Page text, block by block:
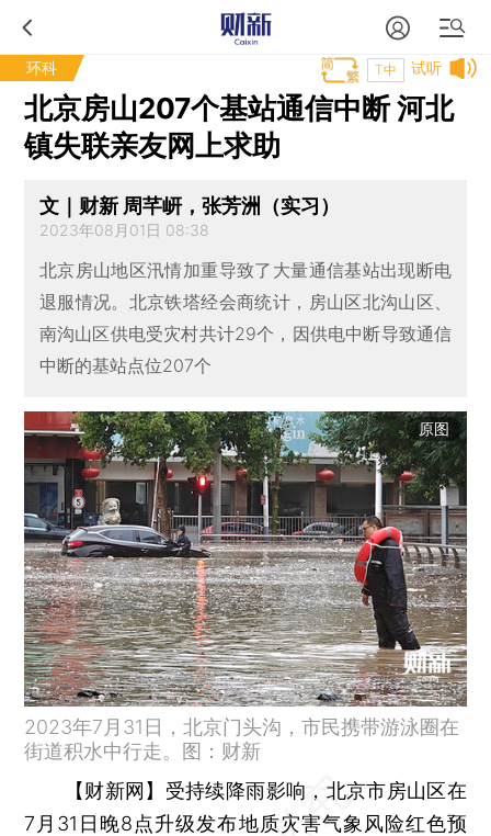
环科 试听
T中
北京房山207个基站通信中断 河北
镇失联亲友网上求助
文｜财新 周芊岍，张芳洲（实习）
2023年08月01日 08:38
北京房山地区汛情加重导致了大量通信基站出现断电
退服情况。北京铁塔经会商统计，房山区北沟山区、
南沟山区供电受灾村共计29个，因供电中断导致通信
中断的基站点位207个
原图
2023年7月31日，北京门头沟，市民携带游泳圈在
街道积水中行走。图：财新
【财新网】 受持续降雨影响，北京市房山区在
7月31日晚8点升级发布地质灾害气象风险红色预